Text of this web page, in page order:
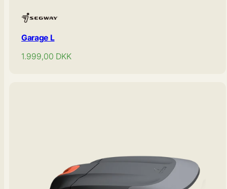
Garage L
Normal
1.999,00 DKK